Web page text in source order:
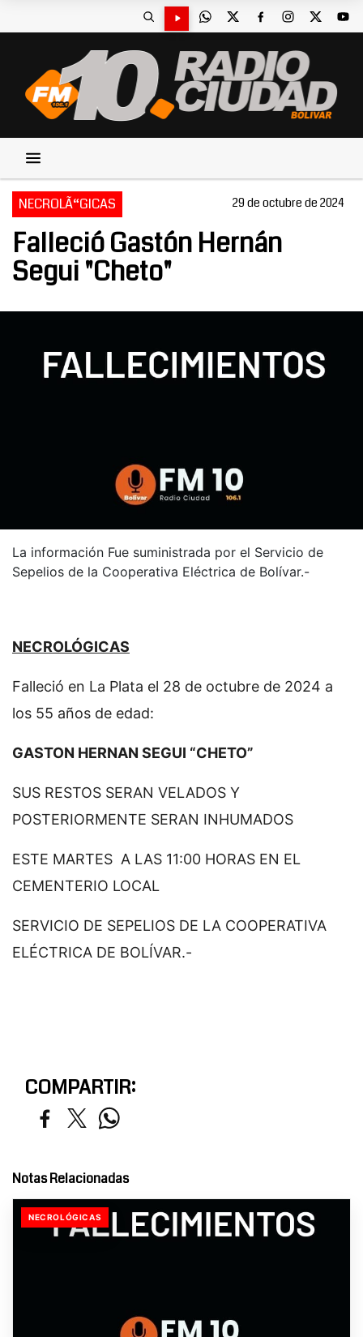
NECROLÃ“GICAS 29 de octubre de 2024
Falleció Gastón Hernán
Segui "Cheto"
La información Fue suministrada por el Servicio de
Sepelios de la Cooperativa Eléctrica de Bolívar.-
NECROLÓGICAS
Falleció en La Plata el 28 de octubre de 2024 a
los 55 años de edad:
GASTON HERNAN SEGUI “CHETO”
SUS RESTOS SERAN VELADOS Y
POSTERIORMENTE SERAN INHUMADOS
ESTE MARTES A LAS 11:00 HORAS EN EL
CEMENTERIO LOCAL
SERVICIO DE SEPELIOS DE LA COOPERATIVA
ELÉCTRICA DE BOLÍVAR.-
COMPARTIR:
Notas Relacionadas
NECROLÓGICAS